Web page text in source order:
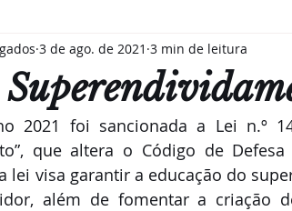
3 de ago. de 2021 3 min de leitura
2021 foi sancionada a Lei n.º
que altera o Código de
lei visa garantir a educação do
além de fomentar a criação